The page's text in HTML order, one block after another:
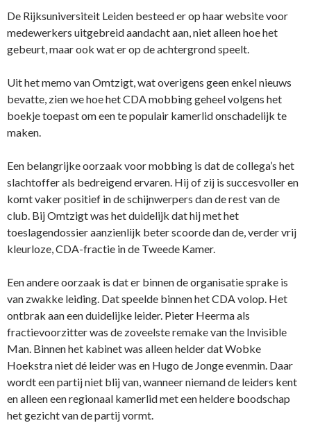
De Rijksuniversiteit Leiden besteed er op haar website voor
medewerkers uitgebreid aandacht aan, niet alleen hoe het
gebeurt, maar ook wat er op de achtergrond speelt.
Uit het memo van Omtzigt, wat overigens geen enkel nieuws
bevatte, zien we hoe het CDA mobbing geheel volgens het
boekje toepast om een te populair kamerlid onschadelijk te
maken.
Een belangrijke oorzaak voor mobbing is dat de collega’s het
slachtoffer als bedreigend ervaren. Hij of zij is succesvoller en
komt vaker positief in de schijnwerpers dan de rest van de
club. Bij Omtzigt was het duidelijk dat hij met het
toeslagendossier aanzienlijk beter scoorde dan de, verder vrij
kleurloze, CDA-fractie in de Tweede Kamer.
Een andere oorzaak is dat er binnen de organisatie sprake is
van zwakke leiding. Dat speelde binnen het CDA volop. Het
ontbrak aan een duidelijke leider. Pieter Heerma als
fractievoorzitter was de zoveelste remake van the Invisible
Man. Binnen het kabinet was alleen helder dat Wobke
Hoekstra niet dé leider was en Hugo de Jonge evenmin. Daar
wordt een partij niet blij van, wanneer niemand de leiders kent
en alleen een regionaal kamerlid met een heldere boodschap
het gezicht van de partij vormt.